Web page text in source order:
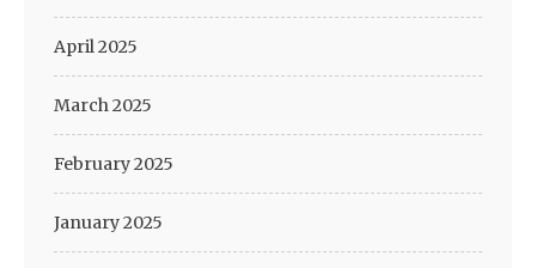
April 2025
March 2025
February 2025
January 2025